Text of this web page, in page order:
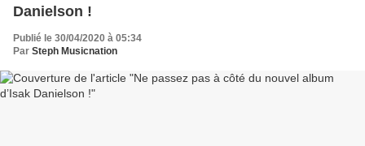
Danielson !
Publié le 30/04/2020 à 05:34
Par Steph Musicnation